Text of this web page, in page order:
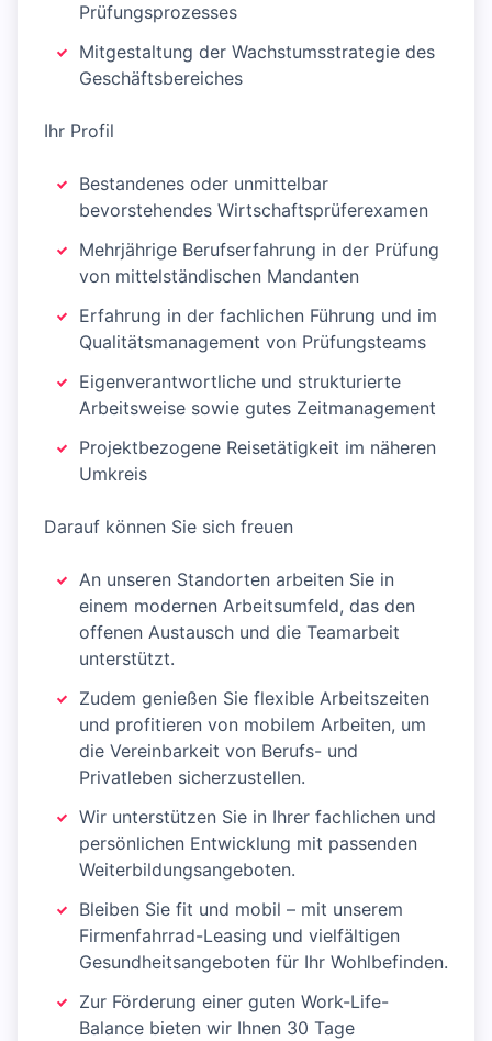
Prüfungsprozesses
Mitgestaltung der Wachstumsstrategie des
Geschäftsbereiches
Ihr Profil
Bestandenes oder unmittelbar
bevorstehendes Wirtschaftsprüferexamen
Mehrjährige Berufserfahrung in der Prüfung
von mittelständischen Mandanten
Erfahrung in der fachlichen Führung und im
Qualitätsmanagement von Prüfungsteams
Eigenverantwortliche und strukturierte
Arbeitsweise sowie gutes Zeitmanagement
Projektbezogene Reisetätigkeit im näheren
Umkreis
Darauf können Sie sich freuen
An unseren Standorten arbeiten Sie in
einem modernen Arbeitsumfeld, das den
offenen Austausch und die Teamarbeit
unterstützt.
Zudem genießen Sie flexible Arbeitszeiten
und profitieren von mobilem Arbeiten, um
die Vereinbarkeit von Berufs- und
Privatleben sicherzustellen.
Wir unterstützen Sie in Ihrer fachlichen und
persönlichen Entwicklung mit passenden
Weiterbildungsangeboten.
Bleiben Sie fit und mobil – mit unserem
Firmenfahrrad-Leasing und vielfältigen
Gesundheitsangeboten für Ihr Wohlbefinden.
Zur Förderung einer guten Work-Life-
Balance bieten wir Ihnen 30 Tage